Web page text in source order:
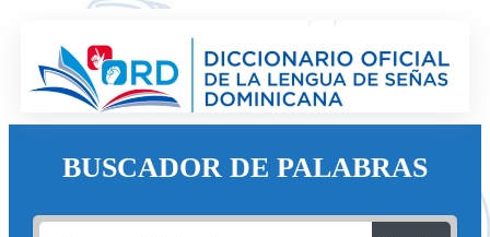
BUSCADOR DE PALABRAS